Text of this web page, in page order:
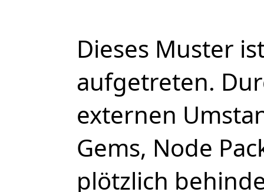
Dieses Muster
aufgetreten.
externen
Gems, Node
plötzlich